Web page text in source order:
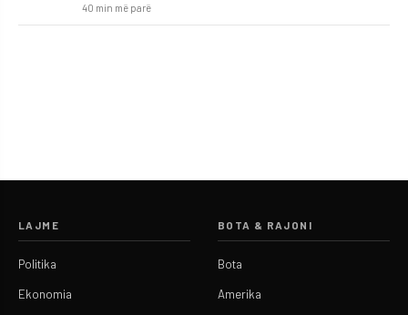
40 min më parë
LAJME
Politika
Ekonomia
BOTA & RAJONI
Bota
Amerika